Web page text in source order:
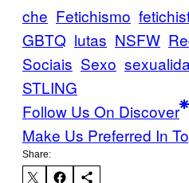
che Fetichismo
GBTQ lutas NSFW
Sociais Sexo
STLING
Follow Us On Discover
Make Us Preferred In
Share: